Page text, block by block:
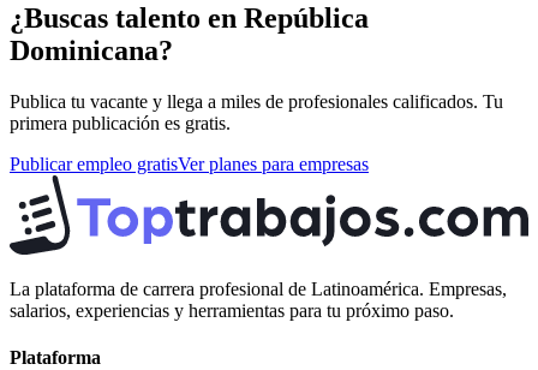
¿Buscas talento en República
Dominicana?
Publica tu vacante y llega a miles de profesionales calificados. Tu
primera publicación es gratis.
Publicar empleo gratisVer planes para empresas
La plataforma de carrera profesional de Latinoamérica. Empresas,
salarios, experiencias y herramientas para tu próximo paso.
Plataforma